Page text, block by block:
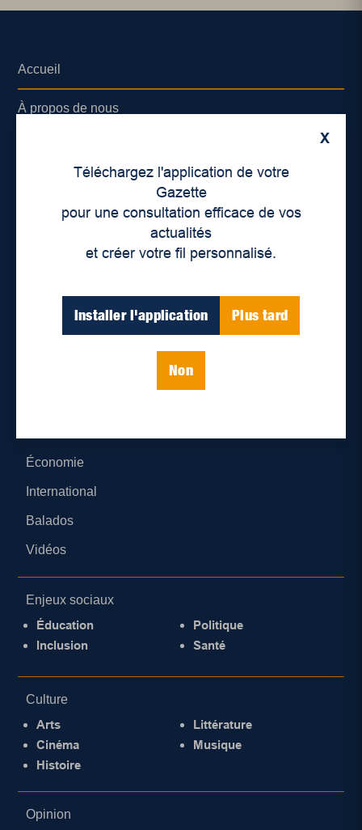
X
Téléchargez l'application de votre
Gazette
pour une consultation efficace de vos
actualités
et créer votre fil personnalisé.
Installer l'application Plus tard
Non
Accueil
À propos de nous
Lieux de distribution
Économie
International
Balados
Vidéos
Enjeux sociaux
Éducation
Inclusion
Politique
Santé
Culture
Arts
Cinéma
Histoire
Littérature
Musique
Opinion